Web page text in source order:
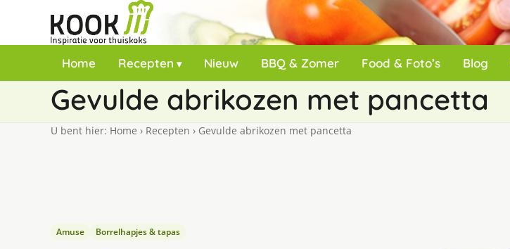
Home Recepten Nieuw BBQ & Zomer Food & Foto’s Blog
Gevulde abrikozen met pancetta
U bent hier: Home › Recepten › Gevulde abrikozen met pancetta
Amuse Borrelhapjes & tapas